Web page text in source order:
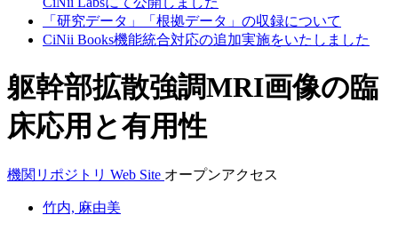
「研究データ」「根拠データ」の収録について
CiNii Books機能統合対応の追加実施をいたしました
躯幹部拡散強調MRI画像の臨
床応用と有用性
機関リポジトリ Web Site オープンアクセス
竹内, 麻由美